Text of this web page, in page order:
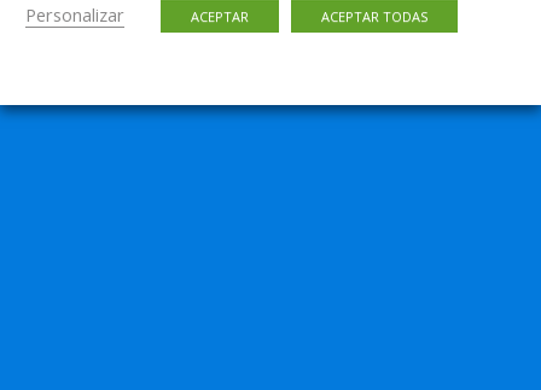
Personalizar
ACEPTAR ACEPTAR TODAS